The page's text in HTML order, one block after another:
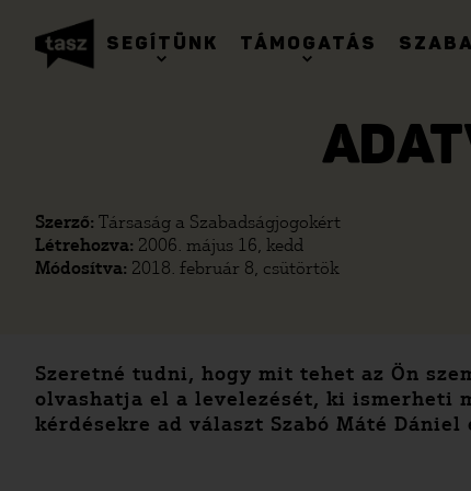
SEGÍTÜNK TÁMOGATÁS
Szerző: Társaság a Szabadságjogokért
Létrehozva: 2006. május 16, kedd
Módosítva: 2018. február 8, csütörtök
Szeretné tudni, hogy mit tehet az Ön
olvashatja el a levelezését, ki ismerheti
kérdésekre ad választ Szabó Máté